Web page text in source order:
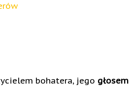
bohatera, jego